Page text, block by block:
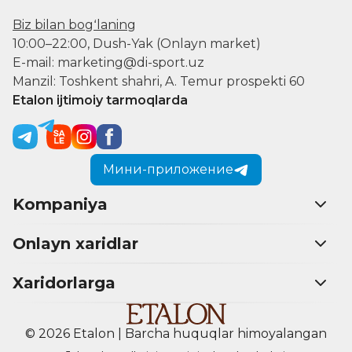
Biz bilan bogʻlaning
10:00–22:00, Dush-Yak (Onlayn market)
E-mail: marketing@di-sport.uz
Manzil: Toshkent shahri, A. Temur prospekti 60
Etalon ijtimoiy tarmoqlarda
Мини-приложение
Kompaniya
Onlayn xaridlar
Xaridorlarga
© 2026 Etalon | Barcha huquqlar himoyalangan